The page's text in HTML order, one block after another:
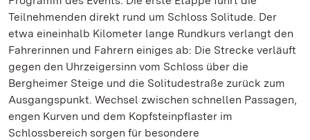
Teilnehmenden direkt rund um Schloss Solitude. Der
etwa eineinhalb Kilometer lange Rundkurs verlangt den
Fahrerinnen und Fahrern einiges ab: Die Strecke verläuft
gegen den Uhrzeigersinn vom Schloss über die
Bergheimer Steige und die Solitudestraße zurück zum
Ausgangspunkt. Wechsel zwischen schnellen Passagen,
engen Kurven und dem Kopfsteinpflaster im
Schlossbereich sorgen für besondere